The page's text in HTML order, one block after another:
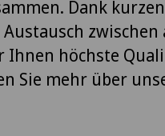
Dank
zwischen
Ihnen höchste
Sie mehr über